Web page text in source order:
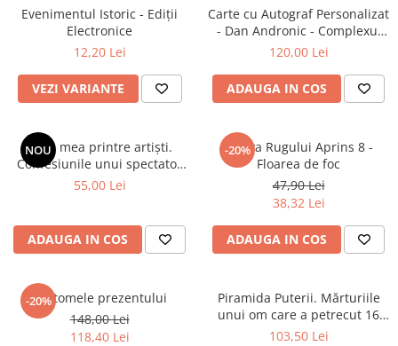
Manuale scolare/Cursuri
Medicină
Politică/Geopolitică
Psihologie
Sociologie
Sport
Stiinte/Educatie
Evenimentul Istoric - Ediții
Electronice
12,20 Lei
VEZI VARIANTE
Carte cu Autograf Personalizat
- Dan Andronic - Complexul
Înaltei Porți - Ediție limitată
120,00 Lei
ADAUGA IN COS
NOU
Viața mea printre artiști.
Confesiunile unui spectator
fidel
55,00 Lei
ADAUGA IN COS
-20%
Arhiva Rugului Aprins 8 -
Floarea de foc
47,90 Lei
38,32 Lei
ADAUGA IN COS
-20%
Fantomele prezentului
148,00 Lei
118,40 Lei
Piramida Puterii. Mărturiile
unui om care a petrecut 16
ani în culisele Palatului
103,50 Lei